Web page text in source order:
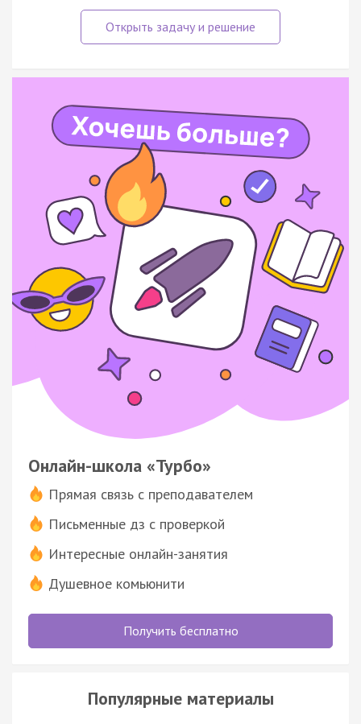
Онлайн-школа «Турбо»
Прямая связь с преподавателем
Письменные дз с проверкой
Интересные онлайн-занятия
Душевное комьюнити
Получить бесплатно
Популярные материалы